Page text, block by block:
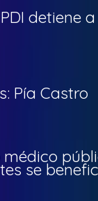
detiene
Pía Castro
se